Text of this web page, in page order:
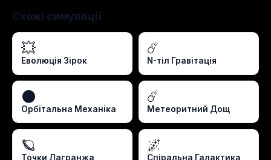
Схожі симуляції
💥
Еволюція Зірок
☄️
N-тіл Гравітація
🌑
Орбітальна Механіка
☄️
Метеоритний Дощ
🪐
Точки Лагранжа
🌌
Спіральна Галактика